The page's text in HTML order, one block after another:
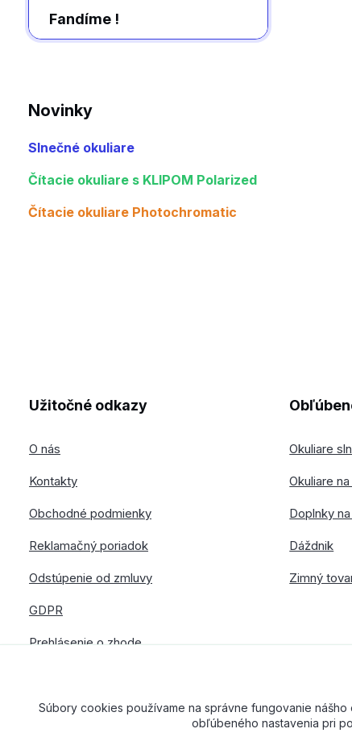
Fandíme !
Novinky
Slnečné okuliare
Čítacie okuliare s KLIPOM Polarized
Čítacie okuliare Photochromatic
Užitočné odkazy
O nás
Kontakty
Obchodné podmienky
Reklamačný poriadok
Odstúpenie od zmluvy
GDPR
Prehlásenie o zhode
Okuliare
Okuliare
Doplnky
Dáždnik
Zimný
Súbory cookies používame na správne fungovanie
obľúbeného nastavenia pri